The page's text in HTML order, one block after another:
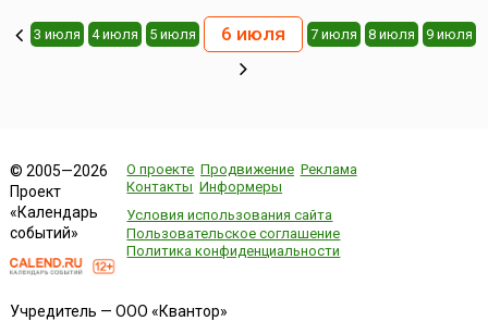
3 июля 4 июля 5 июля 6 июля 7 июля 8 июля 9 июля
© 2005—2026
Проект
«Календарь
событий»
О проекте Продвижение Реклама
Контакты Информеры
Условия использования сайта
Пользовательское соглашение
Политика конфиденциальности
Учредитель — ООО «Квантор»